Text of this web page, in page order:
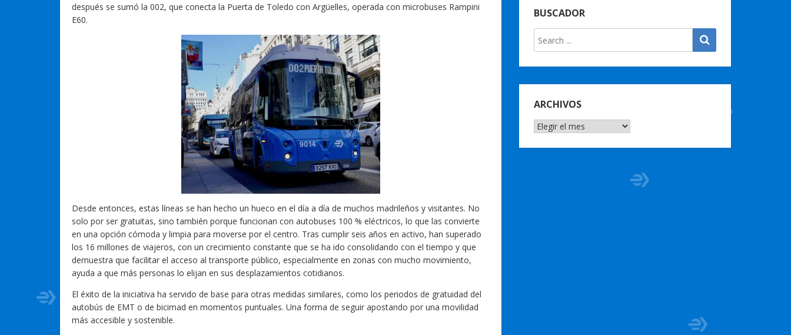
después se sumó la 002, que conecta la Puerta de Toledo con Argüelles, operada con microbuses Rampini
E60.
Desde entonces, estas líneas se han hecho un hueco en el día a día de muchos madrileños y visitantes. No
solo por ser gratuitas, sino también porque funcionan con autobuses 100 % eléctricos, lo que las convierte
en una opción cómoda y limpia para moverse por el centro. Tras cumplir seis años en activo, han superado
los 16 millones de viajeros, con un crecimiento constante que se ha ido consolidando con el tiempo y que
demuestra que facilitar el acceso al transporte público, especialmente en zonas con mucho movimiento,
ayuda a que más personas lo elijan en sus desplazamientos cotidianos.
El éxito de la iniciativa ha servido de base para otras medidas similares, como los periodos de gratuidad del
autobús de EMT o de bicimad en momentos puntuales. Una forma de seguir apostando por una movilidad
más accesible y sostenible.
BUSCADOR
ARCHIVOS
ARCHIVOS